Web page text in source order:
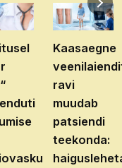
Kaasaegne
ravi
muudab
patsiendi
teekonda: